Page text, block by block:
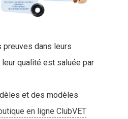
dans leurs
qualité est saluée par
et des modèles
en ligne ClubVET